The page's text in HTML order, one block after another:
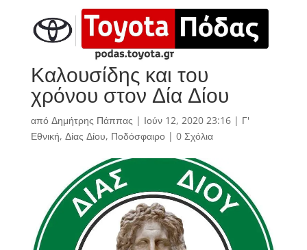
Καλουσίδης και του
χρόνου στον Δία Δίου
από Δημήτρης Πάππας | Ιούν 12, 2020 23:16| Γ'
Εθνική, Δίας Δίου, Ποδόσφαιρο| 0 Σχόλια